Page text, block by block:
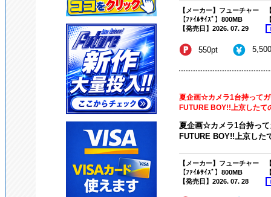
【メーカー】フューチャー
【ﾌｧｲﾙｻｲｽﾞ】800MB
【発売日】2026. 07. 29
550pt
夏企画☆カメラ1台持って
FUTURE BOY!!上京した
夏企画☆カメラ1台持っ
FUTURE BOY!!上京し
【メーカー】フューチャー
【ﾌｧｲﾙｻｲｽﾞ】800MB
【発売日】2026. 07. 28